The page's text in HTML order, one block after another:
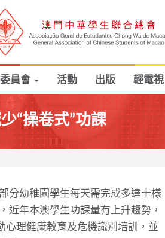
委員會 活動 出版 輕電視
“操卷式”功課
分幼稚園學生每天需完成多達十樣
近年本澳學生功課量有上升趨勢，
心理健康教育及危機識別培訓，並